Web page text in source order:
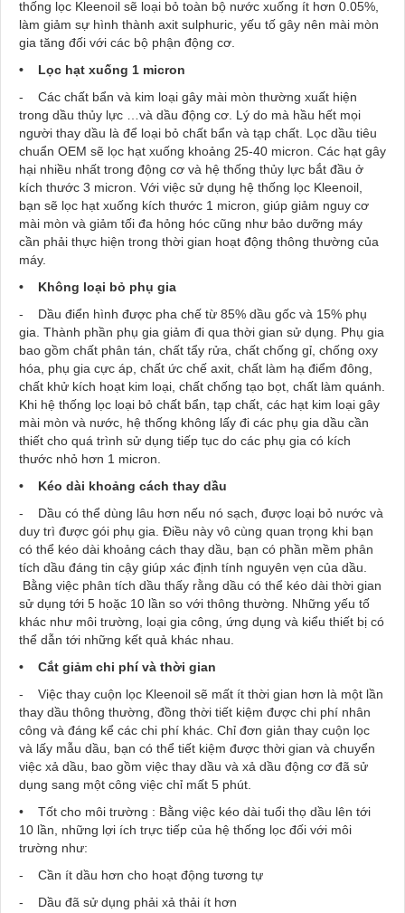
thống lọc Kleenoil sẽ loại bỏ toàn bộ nước xuống ít hơn 0.05%,
làm giảm sự hình thành axit sulphuric, yếu tố gây nên mài mòn
gia tăng đối với các bộ phận động cơ.
• Lọc hạt xuống 1 micron
- Các chất bẩn và kim loại gây mài mòn thường xuất hiện
trong dầu thủy lực …và dầu động cơ. Lý do mà hầu hết mọi
người thay dầu là để loại bỏ chất bẩn và tạp chất. Lọc dầu tiêu
chuẩn OEM sẽ lọc hạt xuống khoảng 25-40 micron. Các hạt gây
hại nhiều nhất trong động cơ và hệ thống thủy lực bắt đầu ở
kích thước 3 micron. Với việc sử dụng hệ thống lọc Kleenoil,
bạn sẽ lọc hạt xuống kích thước 1 micron, giúp giảm nguy cơ
mài mòn và giảm tối đa hỏng hóc cũng như bảo dưỡng máy
cần phải thực hiện trong thời gian hoạt động thông thường của
máy.
• Không loại bỏ phụ gia
- Dầu điển hình được pha chế từ 85% dầu gốc và 15% phụ
gia. Thành phần phụ gia giảm đi qua thời gian sử dụng. Phụ gia
bao gồm chất phân tán, chất tẩy rửa, chất chống gỉ, chống oxy
hóa, phụ gia cực áp, chất ức chế axit, chất làm hạ điểm đông,
chất khử kích hoạt kim loại, chất chống tạo bọt, chất làm quánh.
Khi hệ thống lọc loại bỏ chất bẩn, tạp chất, các hạt kim loại gây
mài mòn và nước, hệ thống không lấy đi các phụ gia dầu cần
thiết cho quá trình sử dụng tiếp tục do các phụ gia có kích
thước nhỏ hơn 1 micron.
• Kéo dài khoảng cách thay dầu
- Dầu có thể dùng lâu hơn nếu nó sạch, được loại bỏ nước và
duy trì được gói phụ gia. Điều này vô cùng quan trọng khi bạn
có thể kéo dài khoảng cách thay dầu, bạn có phần mềm phân
tích dầu đáng tin cậy giúp xác định tính nguyên vẹn của dầu.
Bằng việc phân tích dầu thấy rằng dầu có thể kéo dài thời gian
sử dụng tới 5 hoặc 10 lần so với thông thường. Những yếu tố
khác như môi trường, loại gia công, ứng dụng và kiểu thiết bị có
thể dẫn tới những kết quả khác nhau.
• Cắt giảm chi phí và thời gian
- Việc thay cuộn lọc Kleenoil sẽ mất ít thời gian hơn là một lần
thay dầu thông thường, đồng thời tiết kiệm được chi phí nhân
công và đáng kể các chi phí khác. Chỉ đơn giản thay cuộn lọc
và lấy mẫu dầu, bạn có thể tiết kiệm được thời gian và chuyển
việc xả dầu, bao gồm việc thay dầu và xả dầu động cơ đã sử
dụng sang một công việc chỉ mất 5 phút.
• Tốt cho môi trường : Bằng việc kéo dài tuổi thọ dầu lên tới
10 lần, những lợi ích trực tiếp của hệ thống lọc đối với môi
trường như:
- Cần ít dầu hơn cho hoạt động tương tự
- Dầu đã sử dụng phải xả thải ít hơn